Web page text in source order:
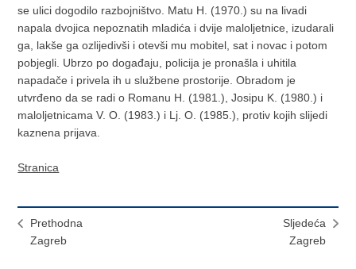
se ulici dogodilo razbojništvo. Matu H. (1970.) su na livadi
napala dvojica nepoznatih mladića i dvije maloljetnice, izudarali
ga, lakše ga ozlijedivši i otevši mu mobitel, sat i novac i potom
pobjegli. Ubrzo po događaju, policija je pronašla i uhitila
napadače i privela ih u službene prostorije. Obradom je
utvrđeno da se radi o Romanu H. (1981.), Josipu K. (1980.) i
maloljetnicama V. O. (1983.) i Lj. O. (1985.), protiv kojih slijedi
kaznena prijava.
Stranica
Prethodna
Zagreb
Sljedeća
Zagreb